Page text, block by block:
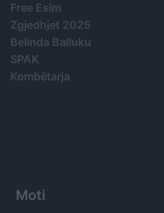
Free Esim
Zgjedhjet 2025
Belinda Balluku
SPAK
Kombëtarja
Moti